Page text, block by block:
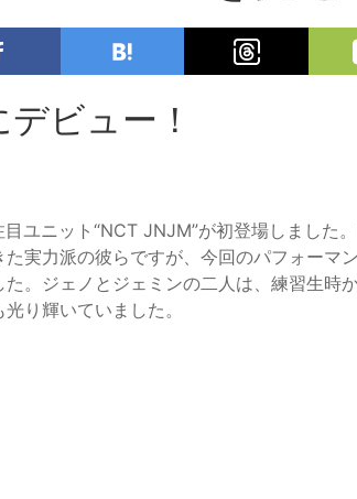
ビュー！
ユニット“NCT JNJM”が初登場しました
実力派の彼らですが、今回のパフォーマ
。ジェノとジェミンの二人は、練習生時
り輝いていました。